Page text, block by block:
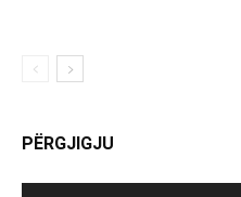
PËRGJIGJU